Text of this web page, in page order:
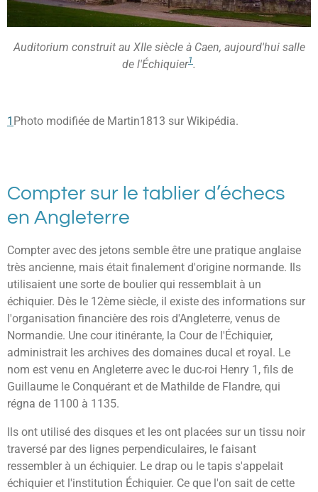
Auditorium construit au XIIe siècle à Caen, aujourd'hui salle
de l'Échiquier1.
1 Photo modifiée de Martin1813 sur Wikipédia.
Compter sur le tablier d’échecs
en Angleterre
Compter avec des jetons semble être une pratique anglaise
très ancienne, mais était finalement d'origine normande. Ils
utilisaient une sorte de boulier qui ressemblait à un
échiquier. Dès le 12ème siècle, il existe des informations sur
l'organisation financière des rois d'Angleterre, venus de
Normandie. Une cour itinérante, la Cour de l'Échiquier,
administrait les archives des domaines ducal et royal. Le
nom est venu en Angleterre avec le duc-roi Henry 1, fils de
Guillaume le Conquérant et de Mathilde de Flandre, qui
régna de 1100 à 1135.
Ils ont utilisé des disques et les ont placées sur un tissu noir
traversé par des lignes perpendiculaires, le faisant
ressembler à un échiquier. Le drap ou le tapis s'appelait
échiquier et l'institution Échiquier. Ce que l'on sait de cette